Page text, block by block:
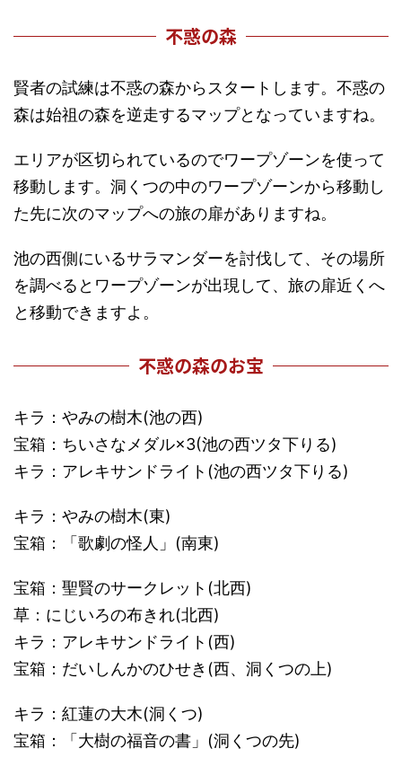
不惑の森
賢者の試練は不惑の森からスタートします。不惑の
森は始祖の森を逆走するマップとなっていますね。
エリアが区切られているのでワープゾーンを使って
移動します。洞くつの中のワープゾーンから移動し
た先に次のマップへの旅の扉がありますね。
池の西側にいるサラマンダーを討伐して、その場所
を調べるとワープゾーンが出現して、旅の扉近くへ
と移動できますよ。
不惑の森のお宝
キラ：やみの樹木(池の西)
宝箱：ちいさなメダル×3(池の西ツタ下りる)
キラ：アレキサンドライト(池の西ツタ下りる)
キラ：やみの樹木(東)
宝箱：「歌劇の怪人」(南東)
宝箱：聖賢のサークレット(北西)
草：にじいろの布きれ(北西)
キラ：アレキサンドライト(西)
宝箱：だいしんかのひせき(西、洞くつの上)
キラ：紅蓮の大木(洞くつ)
宝箱：「大樹の福音の書」(洞くつの先)